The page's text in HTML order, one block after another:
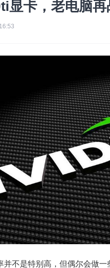
显卡，老电脑再
并不是特别高，但偶尔会做